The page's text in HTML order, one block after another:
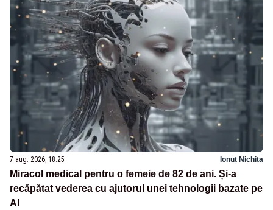
7 aug. 2026, 18:25 Ionuț Nichita
Miracol medical pentru o femeie de 82 de ani. Și-a
recăpătat vederea cu ajutorul unei tehnologii bazate pe
AI